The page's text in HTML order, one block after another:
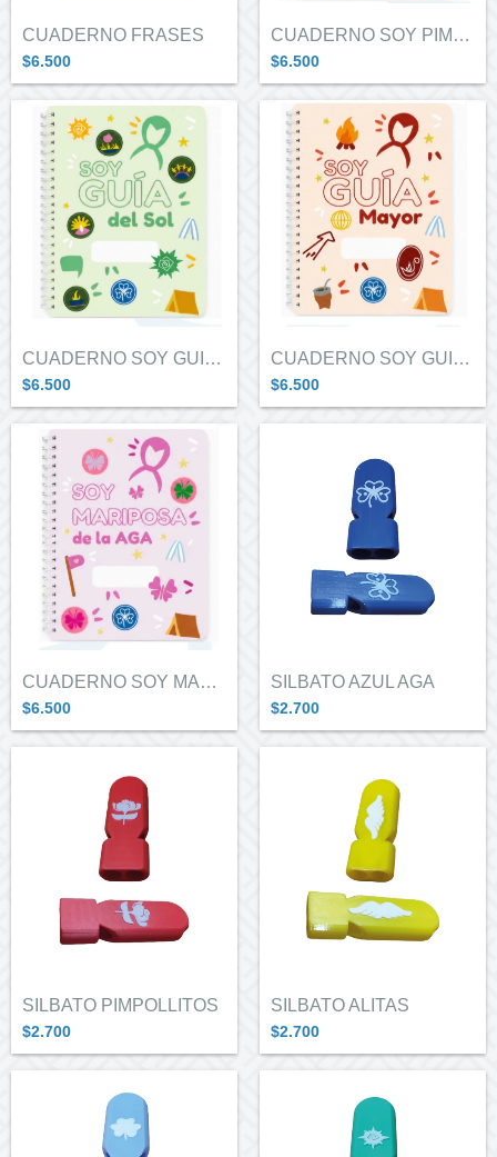
CUADERNO FRASES
$6.500
CUADERNO SOY PIMPOLLITO
$6.500
CUADERNO SOY GUIA DEL SOL
$6.500
CUADERNO SOY GUIA MAYOR
$6.500
CUADERNO SOY MARIPOSA
$6.500
SILBATO AZUL AGA
$2.700
SILBATO PIMPOLLITOS
$2.700
SILBATO ALITAS
$2.700